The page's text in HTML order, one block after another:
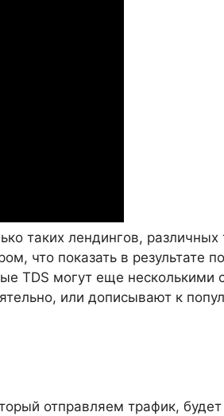
таких лендингов, различных
что показать в результате
TDS могут еще несколькими
или дописывают к
отправляем трафик,